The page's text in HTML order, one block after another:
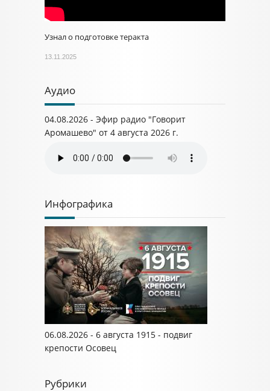
Узнал о подготовке теракта
13.11.2025
Аудио
04.08.2026 - Эфир радио "Говорит
Аромашево" от 4 августа 2026 г.
Инфографика
06.08.2026 - 6 августа 1915 - подвиг
крепости Осовец
Рубрики